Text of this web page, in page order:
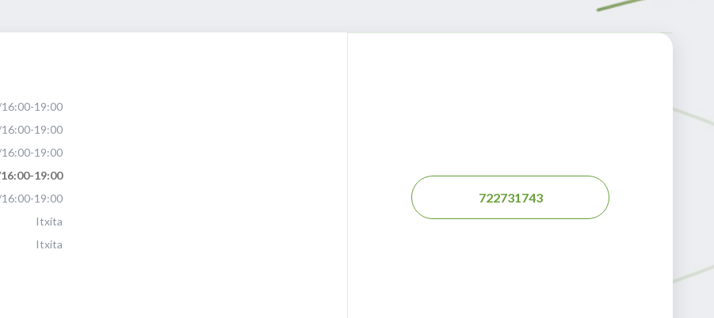
19:00
19:00
19:00
19:00
19:00
Itxita
Itxita
722731743